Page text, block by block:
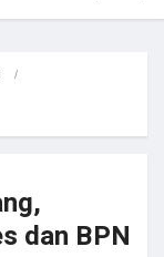
dan BPN